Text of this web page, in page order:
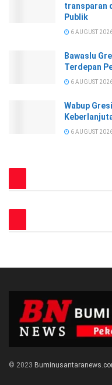
transparan
Publik
6 AUGUST
Bawaslu
Terdepan
6 AUGUST
Wabup
6 AUGUST
© 2023